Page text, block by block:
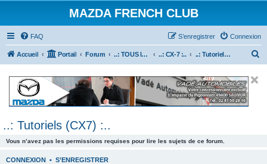
MAZDA FRENCH CLUB
FAQ Connexion
S’enregistrer
Accueil Portail Forum ..: TOUS les Véhicules MAZDA :.. ..: CX-7 :.. ..: Tutoriels (CX7) :..
..: Tutoriels (CX7) :..
Vous n’avez pas les permissions requises pour lire les sujets de ce forum.
CONNEXION • S’ENREGISTRER